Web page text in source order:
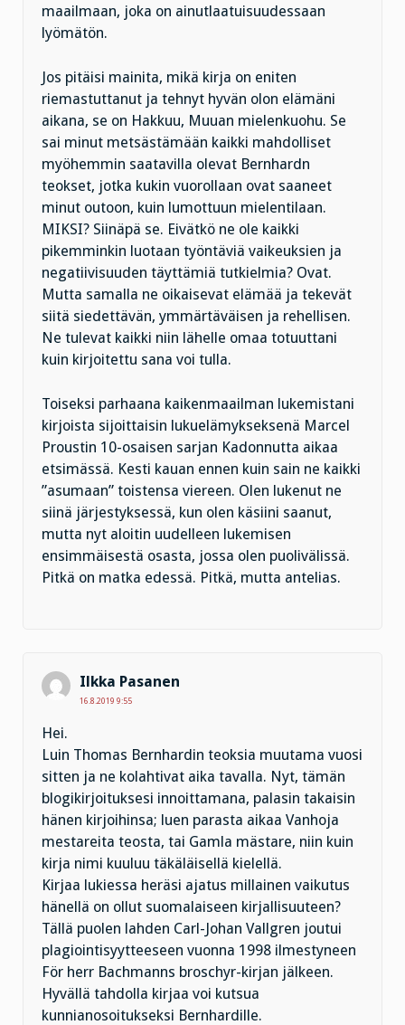
maailmaan, joka on ainutlaatuisuudessaan
lyömätön.
Jos pitäisi mainita, mikä kirja on eniten
riemastuttanut ja tehnyt hyvän olon elämäni
aikana, se on Hakkuu, Muuan mielenkuohu. Se
sai minut metsästämään kaikki mahdolliset
myöhemmin saatavilla olevat Bernhardn
teokset, jotka kukin vuorollaan ovat saaneet
minut outoon, kuin lumottuun mielentilaan.
MIKSI? Siinäpä se. Eivätkö ne ole kaikki
pikemminkin luotaan työntäviä vaikeuksien ja
negatiivisuuden täyttämiä tutkielmia? Ovat.
Mutta samalla ne oikaisevat elämää ja tekevät
siitä siedettävän, ymmärtäväisen ja rehellisen.
Ne tulevat kaikki niin lähelle omaa totuuttani
kuin kirjoitettu sana voi tulla.
Toiseksi parhaana kaikenmaailman lukemistani
kirjoista sijoittaisin lukuelämykseksenä Marcel
Proustin 10-osaisen sarjan Kadonnutta aikaa
etsimässä. Kesti kauan ennen kuin sain ne kaikki
”asumaan” toistensa viereen. Olen lukenut ne
siinä järjestyksessä, kun olen käsiini saanut,
mutta nyt aloitin uudelleen lukemisen
ensimmäisestä osasta, jossa olen puolivälissä.
Pitkä on matka edessä. Pitkä, mutta antelias.
Ilkka Pasanen
16.8.2019 9:55
Hei.
Luin Thomas Bernhardin teoksia muutama vuosi
sitten ja ne kolahtivat aika tavalla. Nyt, tämän
blogikirjoituksesi innoittamana, palasin takaisin
hänen kirjoihinsa; luen parasta aikaa Vanhoja
mestareita teosta, tai Gamla mästare, niin kuin
kirja nimi kuuluu täkäläisellä kielellä.
Kirjaa lukiessa heräsi ajatus millainen vaikutus
hänellä on ollut suomalaiseen kirjallisuuteen?
Tällä puolen lahden Carl-Johan Vallgren joutui
plagiointisyytteeseen vuonna 1998 ilmestyneen
För herr Bachmanns broschyr-kirjan jälkeen.
Hyvällä tahdolla kirjaa voi kutsua
kunnianosoitukseksi Bernhardille.